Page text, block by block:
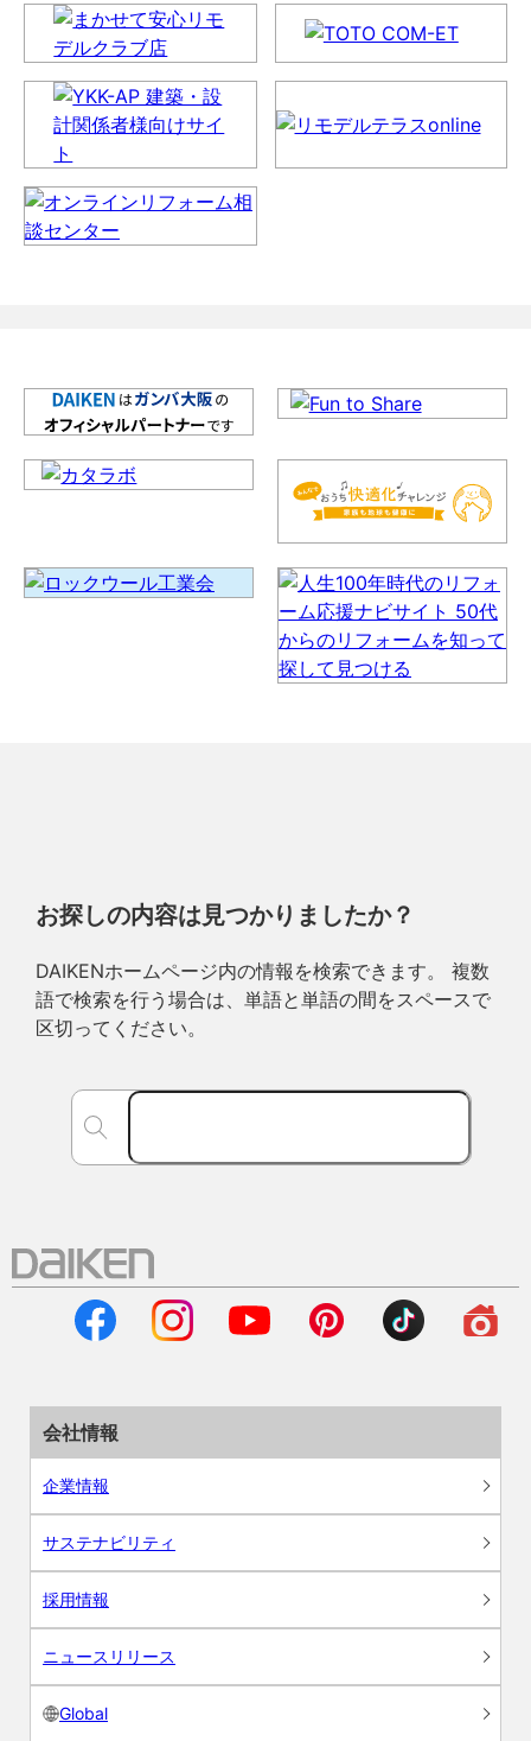
お探しの内容は見つかりましたか？
DAIKENホームページ内の情報を検索できます。 複数
語で検索を行う場合は、単語と単語の間をスペースで
区切ってください。
会社情報
企業情報
サステナビリティ
採用情報
ニュースリリース
Global